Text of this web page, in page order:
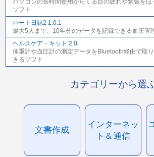
パソコンの長時間使用からくる目の疲れや緊張をほ
ソフト
ハート日誌2 1.0.1
最大5人まで、10年分のデータを記録できる血圧管
ヘルスケア・キット 2.0
体重計や血圧計の測定データをBluetooth経由で取
きるソフト
カテゴリーから選
文書作成
インターネッ
ト＆通信